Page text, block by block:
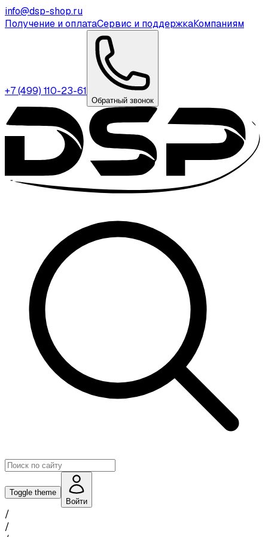
info@dsp-shop.ru
Получение и оплатаСервис и поддержкаКомпаниям
+7 (499) 110-23-61
Обратный звонок
Toggle theme
Войти
/
/